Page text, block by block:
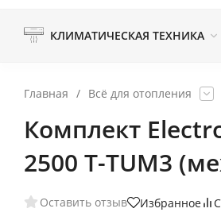
КЛИМАТИЧЕСКАЯ ТЕХНИКА
Главная / Всё для отопления
Комплект
2500 T-TUM3
Оставить отзыв Избранное